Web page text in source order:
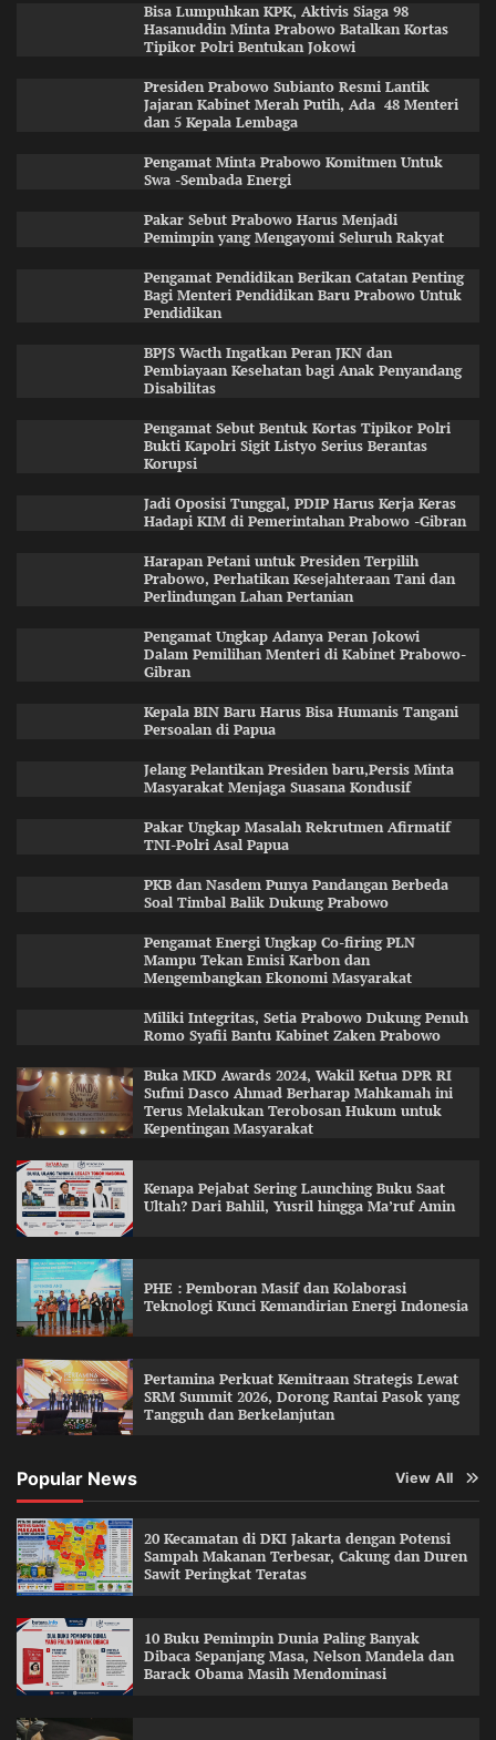
Bisa Lumpuhkan KPK, Aktivis Siaga 98
Hasanuddin Minta Prabowo Batalkan Kortas
Tipikor Polri Bentukan Jokowi
Presiden Prabowo Subianto Resmi Lantik
Jajaran Kabinet Merah Putih, Ada 48 Menteri
dan 5 Kepala Lembaga
Pengamat Minta Prabowo Komitmen Untuk
Swa -Sembada Energi
Pakar Sebut Prabowo Harus Menjadi
Pemimpin yang Mengayomi Seluruh Rakyat
Pengamat Pendidikan Berikan Catatan Penting
Bagi Menteri Pendidikan Baru Prabowo Untuk
Pendidikan
BPJS Wacth Ingatkan Peran JKN dan
Pembiayaan Kesehatan bagi Anak Penyandang
Disabilitas
Pengamat Sebut Bentuk Kortas Tipikor Polri
Bukti Kapolri Sigit Listyo Serius Berantas
Korupsi
Jadi Oposisi Tunggal, PDIP Harus Kerja Keras
Hadapi KIM di Pemerintahan Prabowo -Gibran
Harapan Petani untuk Presiden Terpilih
Prabowo, Perhatikan Kesejahteraan Tani dan
Perlindungan Lahan Pertanian
Pengamat Ungkap Adanya Peran Jokowi
Dalam Pemilihan Menteri di Kabinet Prabowo-
Gibran
Kepala BIN Baru Harus Bisa Humanis Tangani
Persoalan di Papua
Jelang Pelantikan Presiden baru,Persis Minta
Masyarakat Menjaga Suasana Kondusif
Pakar Ungkap Masalah Rekrutmen Afirmatif
TNI-Polri Asal Papua
PKB dan Nasdem Punya Pandangan Berbeda
Soal Timbal Balik Dukung Prabowo
Pengamat Energi Ungkap Co-firing PLN
Mampu Tekan Emisi Karbon dan
Mengembangkan Ekonomi Masyarakat
Miliki Integritas, Setia Prabowo Dukung Penuh
Romo Syafii Bantu Kabinet Zaken Prabowo
Buka MKD Awards 2024, Wakil Ketua DPR RI
Sufmi Dasco Ahmad Berharap Mahkamah ini
Terus Melakukan Terobosan Hukum untuk
Kepentingan Masyarakat
Kenapa Pejabat Sering Launching Buku Saat
Ultah? Dari Bahlil, Yusril hingga Ma’ruf Amin
PHE : Pemboran Masif dan Kolaborasi
Teknologi Kunci Kemandirian Energi Indonesia
Pertamina Perkuat Kemitraan Strategis Lewat
SRM Summit 2026, Dorong Rantai Pasok yang
Tangguh dan Berkelanjutan
Popular News View All
20 Kecamatan di DKI Jakarta dengan Potensi
Sampah Makanan Terbesar, Cakung dan Duren
Sawit Peringkat Teratas
10 Buku Pemimpin Dunia Paling Banyak
Dibaca Sepanjang Masa, Nelson Mandela dan
Barack Obama Masih Mendominasi